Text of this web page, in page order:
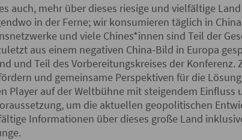
auch, mehr über dieses riesige und vielfältige
in der Ferne; wir konsumieren täglich in
und viele Chines*innen sind Teil der
aus einem negativen China-Bild in Europa
und Teil des Vorbereitungskreises der
und gemeinsame Perspektiven für die
Player auf der Weltbühne mit steigendem Einfluss
um die aktuellen geopolitischen
Informationen über dieses große Land